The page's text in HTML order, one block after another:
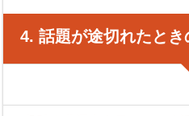
4. 話題が途切れたとき